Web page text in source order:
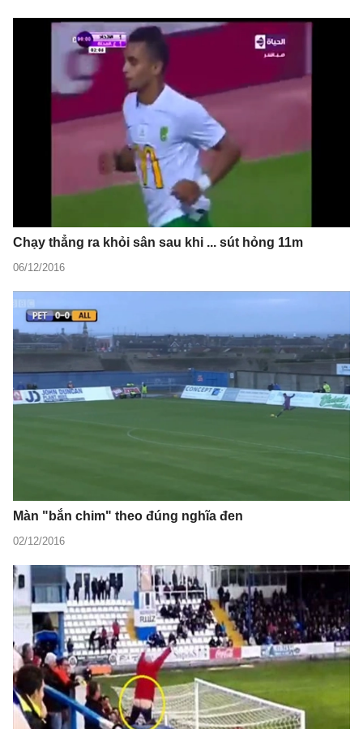
Chạy thẳng ra khỏi sân sau khi ... sút hỏng 11m
06/12/2016
Màn "bắn chim" theo đúng nghĩa đen
02/12/2016